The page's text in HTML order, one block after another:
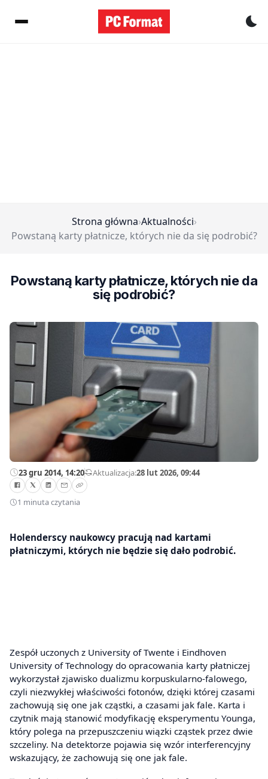
Strona główna›Aktualności›
Powstaną karty płatnicze, których nie da się podrobić?
Powstaną karty płatnicze, których nie da
się podrobić?
23 gru 2014, 14:20—Aktualizacja:28 lut 2026, 09:44
1 minuta czytania
Holenderscy naukowcy pracują nad kartami
płatniczymi, których nie będzie się dało podrobić.
Zespół uczonych z University of Twente i Eindhoven
University of Technology do opracowania karty płatniczej
wykorzystał zjawisko dualizmu korpuskularno-falowego,
czyli niezwykłej właściwości fotonów, dzięki której czasami
zachowują się one jak cząstki, a czasami jak fale. Karta i
czytnik mają stanowić modyfikację eksperymentu Younga,
który polega na przepuszczeniu wiązki cząstek przez dwie
szczeliny. Na detektorze pojawia się wzór interferencyjny
wskazujący, że zachowują się one jak fale.